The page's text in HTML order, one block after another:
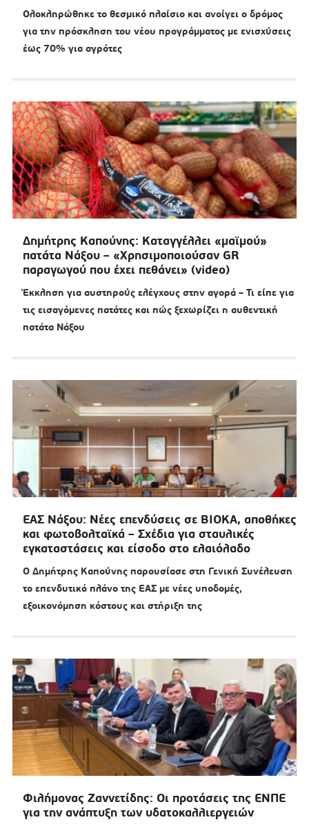
Ολοκληρώθηκε το θεσμικό πλαίσιο και ανοίγει ο δρόμος
για την πρόσκληση του νέου προγράμματος με ενισχύσεις
έως 70% για αγρότες
Δημήτρης Καπούνης: Καταγγέλλει «μαϊμού»
πατάτα Νάξου – «Χρησιμοποιούσαν GR
παραγωγού που έχει πεθάνει» (video)
Έκκληση για αυστηρούς ελέγχους στην αγορά – Τι είπε για
τις εισαγόμενες πατάτες και πώς ξεχωρίζει η αυθεντική
πατάτα Νάξου
ΕΑΣ Νάξου: Νέες επενδύσεις σε ΒΙΟΚΑ, αποθήκες
και φωτοβολταϊκά – Σχέδια για σταυλικές
εγκαταστάσεις και είσοδο στο ελαιόλαδο
Ο Δημήτρης Καπούνης παρουσίασε στη Γενική Συνέλευση
το επενδυτικό πλάνο της ΕΑΣ με νέες υποδομές,
εξοικονόμηση κόστους και στήριξη της
Φιλήμονας Ζαννετίδης: Οι προτάσεις της ΕΝΠΕ
για την ανάπτυξη των υδατοκαλλιεργειών